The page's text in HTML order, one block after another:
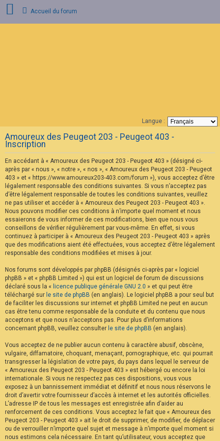
A
Q
Accueil du forum
Langue :
Amoureux des Peugeot 203 - Peugeot 403 -
Inscription
En accédant à « Amoureux des Peugeot 203 - Peugeot 403 » (désigné ci-
après par « nous », « notre », « nos », « Amoureux des Peugeot 203 - Peugeot
403 » et « https://www.amoureux203-403.com/forum »), vous acceptez d’être
légalement responsable des conditions suivantes. Si vous n’acceptez pas
d’être légalement responsable de toutes les conditions suivantes, veuillez
ne pas utiliser et accéder à « Amoureux des Peugeot 203 - Peugeot 403 ».
Nous pouvons modifier ces conditions à n’importe quel moment et nous
essaierons de vous informer de ces modifications, bien que nous vous
conseillons de vérifier régulièrement par vous-même. En effet, si vous
continuez à participer à « Amoureux des Peugeot 203 - Peugeot 403 » après
que des modifications aient été effectuées, vous acceptez d’être légalement
responsable des conditions modifiées et mises à jour.
Nos forums sont développés par phpBB (désignés ci-après par « logiciel
phpBB » et « phpBB Limited ») qui est un logiciel de forum de discussions
déclaré sous la « licence publique générale GNU 2.0 » et qui peut être
téléchargé sur le site de phpBB (en anglais). Le logiciel phpBB a pour seul but
de faciliter les discussions sur internet et phpBB Limited ne peut en aucun
cas être tenu comme responsable de la conduite et du contenu que nous
acceptons et que nous n’acceptons pas. Pour plus d’informations
concernant phpBB, veuillez consulter le site de phpBB (en anglais).
Vous acceptez de ne publier aucun contenu à caractère abusif, obscène,
vulgaire, diffamatoire, choquant, menaçant, pornographique, etc. qui pourrait
transgresser la législation de votre pays, du pays dans lequel le serveur de
« Amoureux des Peugeot 203 - Peugeot 403 » est hébergé ou encore la loi
internationale. Si vous ne respectez pas ces dispositions, vous vous
exposez à un bannissement immédiat et définitif et nous nous réservons le
droit d’avertir votre fournisseur d’accès à internet et les autorités officielles.
L’adresse IP de tous les messages est enregistrée afin d’aider au
renforcement de ces conditions. Vous acceptez le fait que « Amoureux des
Peugeot 203 - Peugeot 403 » ait le droit de supprimer, de modifier, de déplacer
ou de verrouiller n’importe quel sujet et message à n’importe quel moment si
nous estimons cela nécessaire. En tant qu’utilisateur, vous acceptez que